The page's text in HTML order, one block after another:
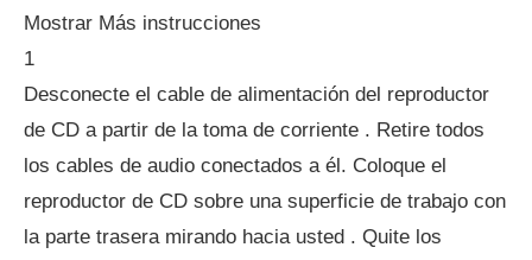
Mostrar Más instrucciones
1
Desconecte el cable de alimentación del reproductor
de CD a partir de la toma de corriente . Retire todos
los cables de audio conectados a él. Coloque el
reproductor de CD sobre una superficie de trabajo con
la parte trasera mirando hacia usted . Quite los